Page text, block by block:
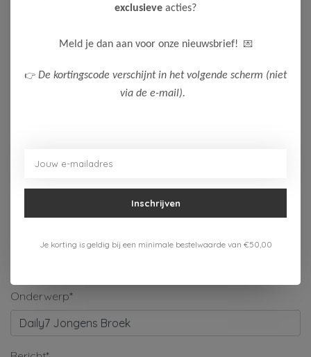
Neem contact op
Onderwerp*
exclusieve acties?
Meld je dan aan voor onze nieuwsbrief! 💌
👉 De kortingscode verschijnt in het volgende scherm (niet
via de e-mail).
Inschrijven
Je korting is geldig bij een minimale bestelwaarde van €50,00